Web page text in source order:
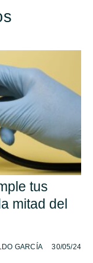
tus
mitad del
GARCÍA 30/05/24